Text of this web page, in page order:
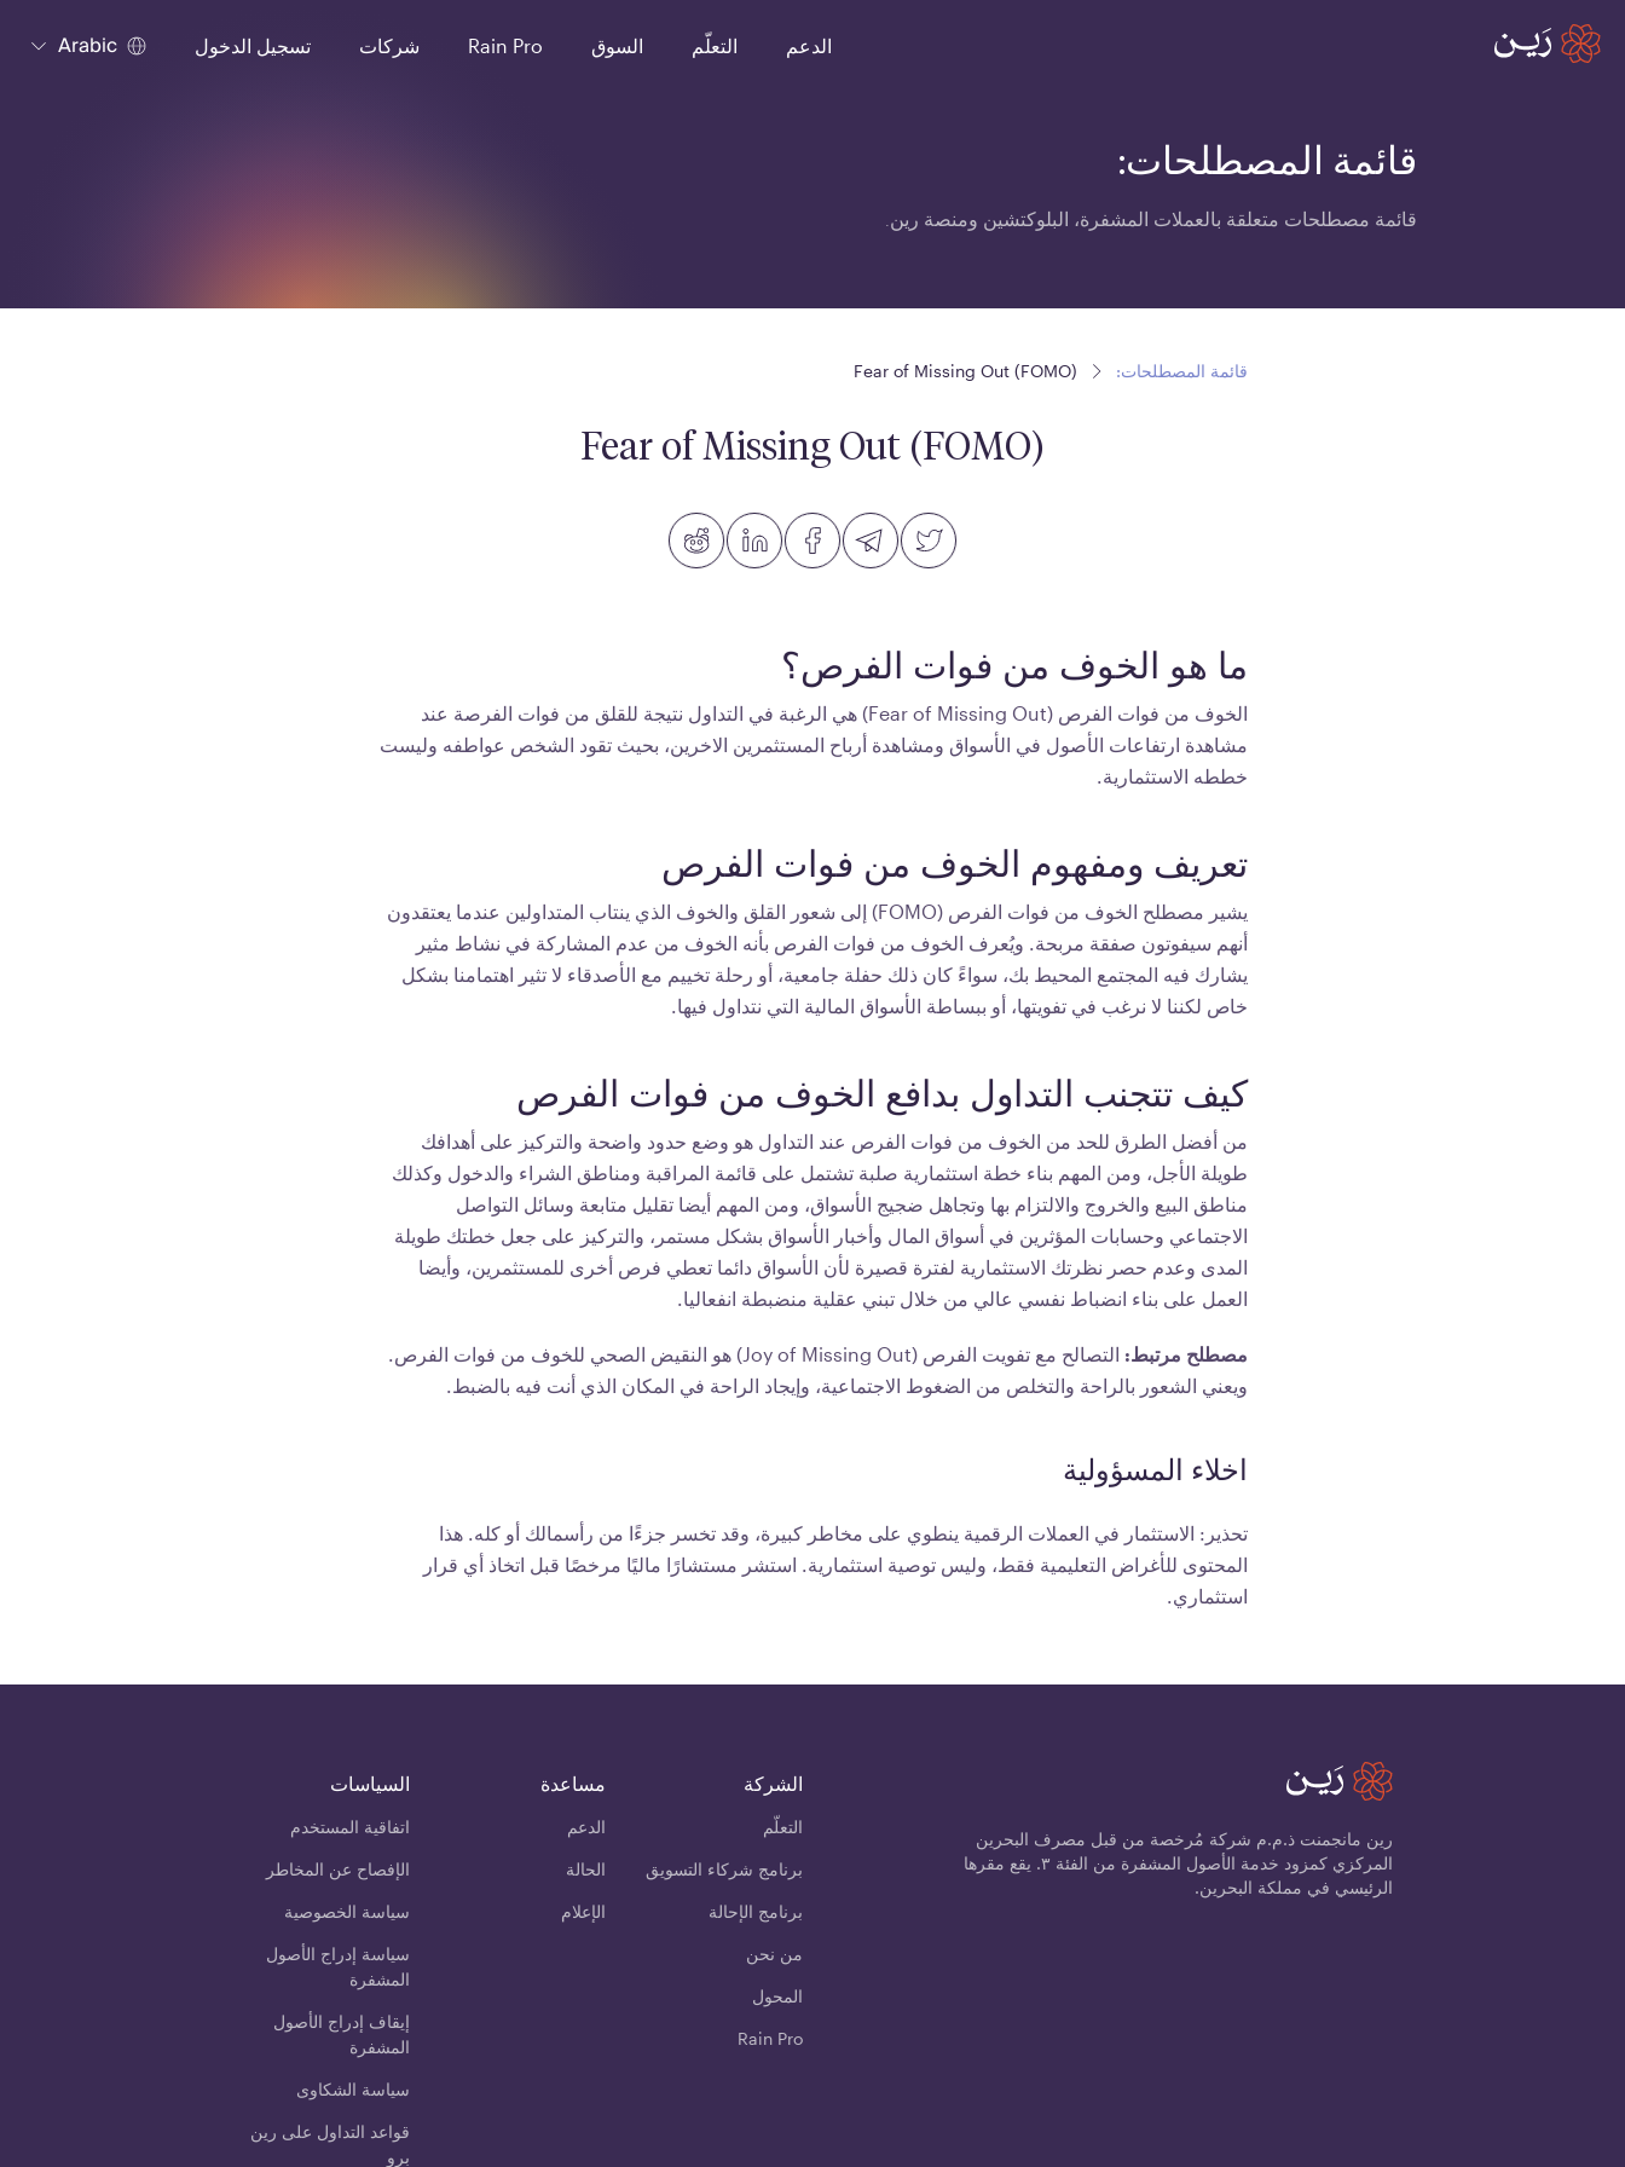
الدعم التعلّم السوق Rain Pro شركات تسجيل الدخول Arabic
قائمة المصطلحات:
قائمة مصطلحات متعلقة بالعملات المشفرة، البلوكتشين ومنصة رين.
قائمة المصطلحات: Fear of Missing Out (FOMO)
Fear of Missing Out (FOMO)
ما هو الخوف من فوات الفرص؟
الخوف من فوات الفرص (Fear of Missing Out) هي الرغبة في التداول نتيجة للقلق من فوات الفرصة عند
مشاهدة ارتفاعات الأصول في الأسواق ومشاهدة أرباح المستثمرين الاخرين، بحيث تقود الشخص عواطفه وليست
خططه الاستثمارية.
تعريف ومفهوم الخوف من فوات الفرص
يشير مصطلح الخوف من فوات الفرص (FOMO) إلى شعور القلق والخوف الذي ينتاب المتداولين عندما يعتقدون
أنهم سيفوتون صفقة مربحة. ويُعرف الخوف من فوات الفرص بأنه الخوف من عدم المشاركة في نشاط مثير
يشارك فيه المجتمع المحيط بك، سواءً كان ذلك حفلة جامعية، أو رحلة تخييم مع الأصدقاء لا تثير اهتمامنا بشكل
خاص لكننا لا نرغب في تفويتها، أو ببساطة الأسواق المالية التي نتداول فيها.
كيف تتجنب التداول بدافع الخوف من فوات الفرص
من أفضل الطرق للحد من الخوف من فوات الفرص عند التداول هو وضع حدود واضحة والتركيز على أهدافك
طويلة الأجل، ومن المهم بناء خطة استثمارية صلبة تشتمل على قائمة المراقبة ومناطق الشراء والدخول وكذلك
مناطق البيع والخروج والالتزام بها وتجاهل ضجيج الأسواق، ومن المهم أيضا تقليل متابعة وسائل التواصل
الاجتماعي وحسابات المؤثرين في أسواق المال وأخبار الأسواق بشكل مستمر، والتركيز على جعل خطتك طويلة
المدى وعدم حصر نظرتك الاستثمارية لفترة قصيرة لأن الأسواق دائما تعطي فرص أخرى للمستثمرين، وأيضا
العمل على بناء انضباط نفسي عالي من خلال تبني عقلية منضبطة انفعاليا.
مصطلح مرتبط:
التصالح مع تفويت الفرص (Joy of Missing Out) هو النقيض الصحي للخوف من فوات الفرص.
ويعني الشعور بالراحة والتخلص من الضغوط الاجتماعية، وإيجاد الراحة في المكان الذي أنت فيه بالضبط.
اخلاء المسؤولية
تحذير: الاستثمار في العملات الرقمية ينطوي على مخاطر كبيرة، وقد تخسر جزءًا من رأسمالك أو كله. هذا
المحتوى للأغراض التعليمية فقط، وليس توصية استثمارية. استشر مستشارًا ماليًا مرخصًا قبل اتخاذ أي قرار
استثماري.
رين مانجمنت ذ.م.م شركة مُرخصة من قبل مصرف البحرين
المركزي كمزود خدمة الأصول المشفرة من الفئة ٣. يقع مقرها
الرئيسي في مملكة البحرين.
الشركة
التعلّم
برنامج شركاء التسويق
برنامج الإحالة
من نحن
المحول
Rain Pro
مساعدة
الدعم
الحالة
الإعلام
السياسات
اتفاقية المستخدم
الإفصاح عن المخاطر
سياسة الخصوصية
سياسة إدراج الأصول
المشفرة
إيقاف إدراج الأصول
المشفرة
سياسة الشكاوى
قواعد التداول على رين
برو